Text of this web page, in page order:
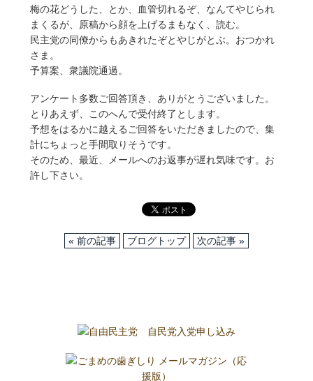
梅の花どうした、とか、血管切れるぞ、なんてやじられ
まくるが、原稿から顔を上げるまもなく、読む。
民主党の同僚からもあきれたぞとやじがとぶ。おつかれ
さま。
予算案、衆議院通過。
アンケート多数ご回答頂き、ありがとうございました。
とりあえず、このへんで受付終了とします。
予想をはるかに越えるご回答をいただきましたので、集
計にちょっと手間取りそうです。
そのため、最近、メールへのお返事が遅れ気味です。お
許し下さい。
« 前の記事 ブログトップ 次の記事 »